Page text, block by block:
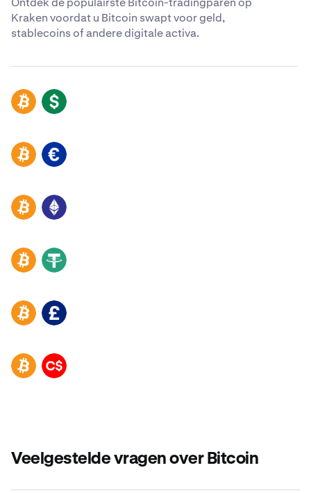
Kraken voordat u Bitcoin swapt voor geld,
stablecoins of andere digitale activa.
BTC USD
BTC EUR
BTC ETH
BTC USDT
BTC GBP
BTC CAD
Veelgestelde vragen over Bitcoin